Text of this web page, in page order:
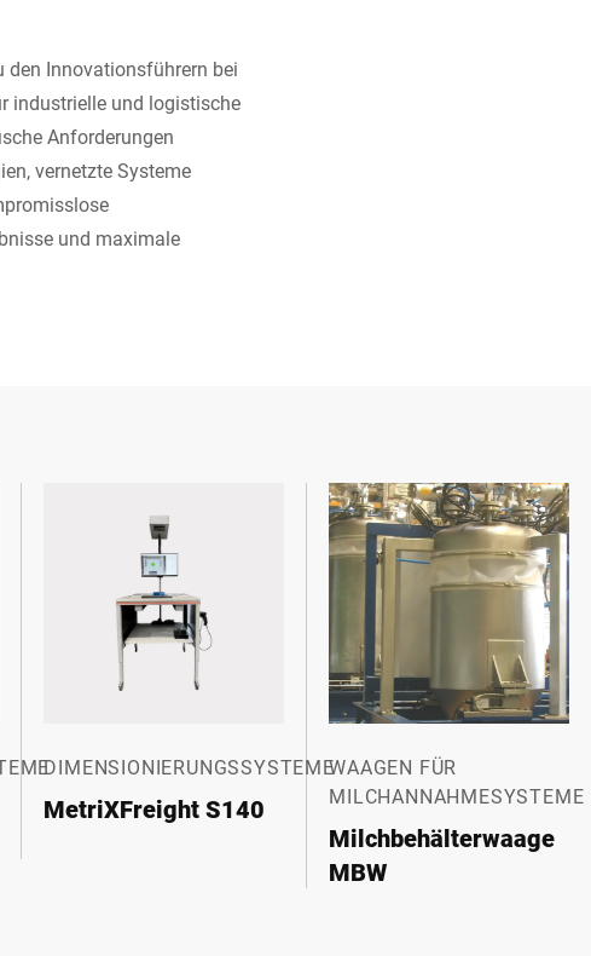
den Innovationsführern bei
industrielle und logistische
Anforderungen
vernetzte Systeme
und maximale
DIMENSIONIERUNGSSYSTEME
MetriXFreight S140
WAAGEN FÜR
MILCHANNAHMESYSTEME
Milchbehälterwaage
MBW